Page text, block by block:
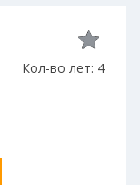
Кол-во лет: 4